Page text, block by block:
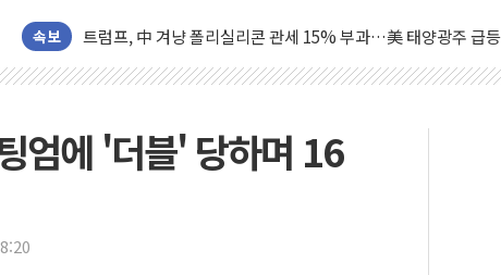
속보
[사진] 빈살만과 에르도안의 만남
이란와이어 "이란 최고지도자 위독…곧 사망해도 놀랍지 않아"
[인도증시] 중동 불안 속 유가 상승에 소폭 하락...금융주 낙폭 커
황희 '폐버스 청년주택' SNS 글 역풍에 "정부정책 아냐" 해명
엄에 '더블' 당하며 16